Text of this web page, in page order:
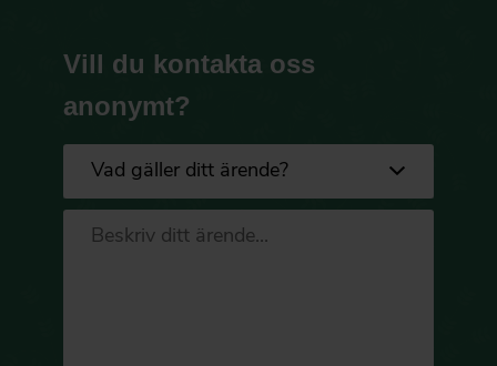
Vill du kontakta oss
anonymt?